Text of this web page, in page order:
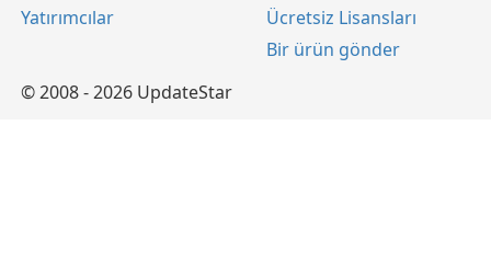
Yatırımcılar
Ücretsiz Lisansları
Bir ürün gönder
© 2008 - 2026 UpdateStar